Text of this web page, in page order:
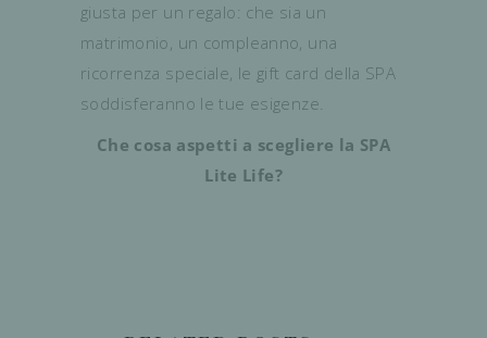
giusta per un regalo: che sia un
matrimonio, un compleanno, una
ricorrenza speciale, le gift card della SPA
soddisferanno le tue esigenze.
Che cosa aspetti a scegliere la SPA
Lite Life?